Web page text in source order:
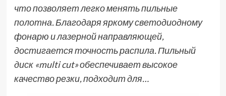
что позволяет легко менять пильные
полотна. Благодаря яркому светодиодному
фонарю и лазерной направляющей,
достигается точность распила. Пильный
диск «multi cut» обеспечивает высокое
качество резки, подходит для…